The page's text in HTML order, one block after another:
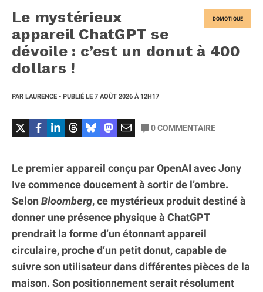
DOMOTIQUE
Le mystérieux
appareil ChatGPT se
dévoile : c’est un donut à 400
dollars !
PAR LAURENCE - PUBLIÉ LE 7 AOÛT 2026 À 12H17
0COMMENTAIRE
Le premier appareil conçu par OpenAI avec Jony
Ive commence doucement à sortir de l’ombre.
Selon Bloomberg, ce mystérieux produit destiné à
donner une présence physique à ChatGPT
prendrait la forme d’un étonnant appareil
circulaire, proche d’un petit donut, capable de
suivre son utilisateur dans différentes pièces de la
maison. Son positionnement serait résolument